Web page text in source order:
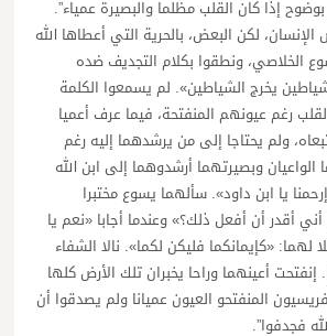
إذا كان القلب مظلما والبصيرة عمياء”.
لكن البعض، بالحرية التي أعطاها الله
الخلاصي، ونطقوا بكلام التجديف ضده
يخرج الشياطين». لم يسمعوا الكلمة
رغم عيونهم المنفتحة، فيما عرف أعميا
ولم يحتاجا إلى من يرشدهما إليه رغم
وبصيرتهما أرشدوهما إلى ابن الله
يا ابن داود». سألهما يسوع مختبرا
أقدر أن أفعل ذلك؟» وعندما أجابا «نعم يا
«كإيمانكما فليكن لكما». نالا الشفاء
إنفتحت أعينهما وراحا يخبران تلك الأرض كلها
المنفتحو العيون عميانا ولم يصدقوا أن
فجدفوا”.